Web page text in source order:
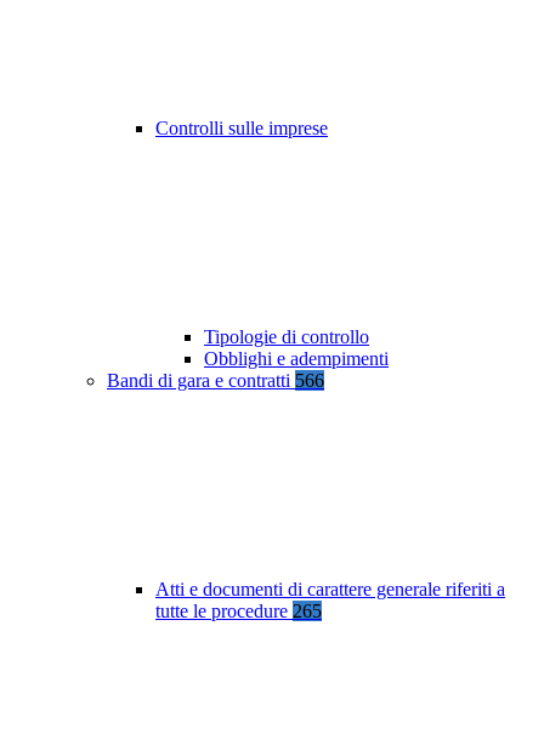
Controlli sulle imprese
Tipologie di controllo
Obblighi e adempimenti
Bandi di gara e contratti 566
Atti e documenti di carattere generale riferiti a
tutte le procedure 265